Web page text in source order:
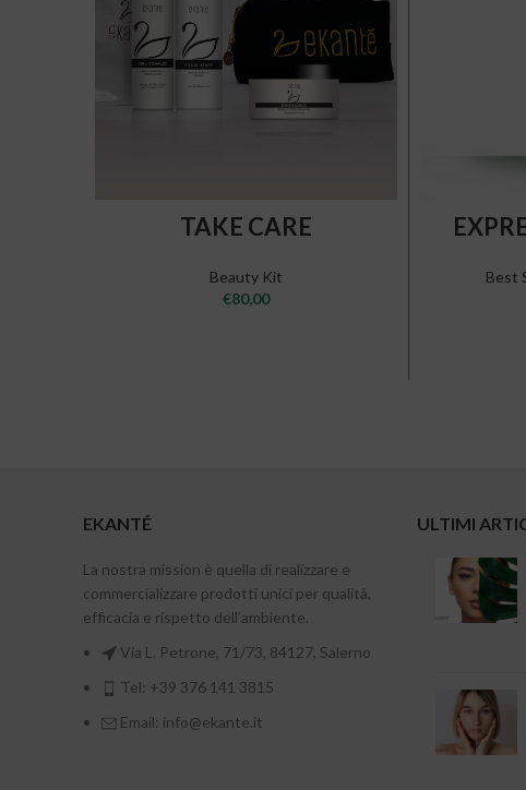
TAKE CARE
Beauty Kit
€80,00
Best
EKANTÉ
La nostra mission è quella di realizzare e
commercializzare prodotti unici per qualità,
efficacia e rispetto dell’ambiente.
Via L. Petrone, 71/73, 84127, Salerno
Tel: +39 376 141 3815
Email: info@ekante.it
ULTIMI